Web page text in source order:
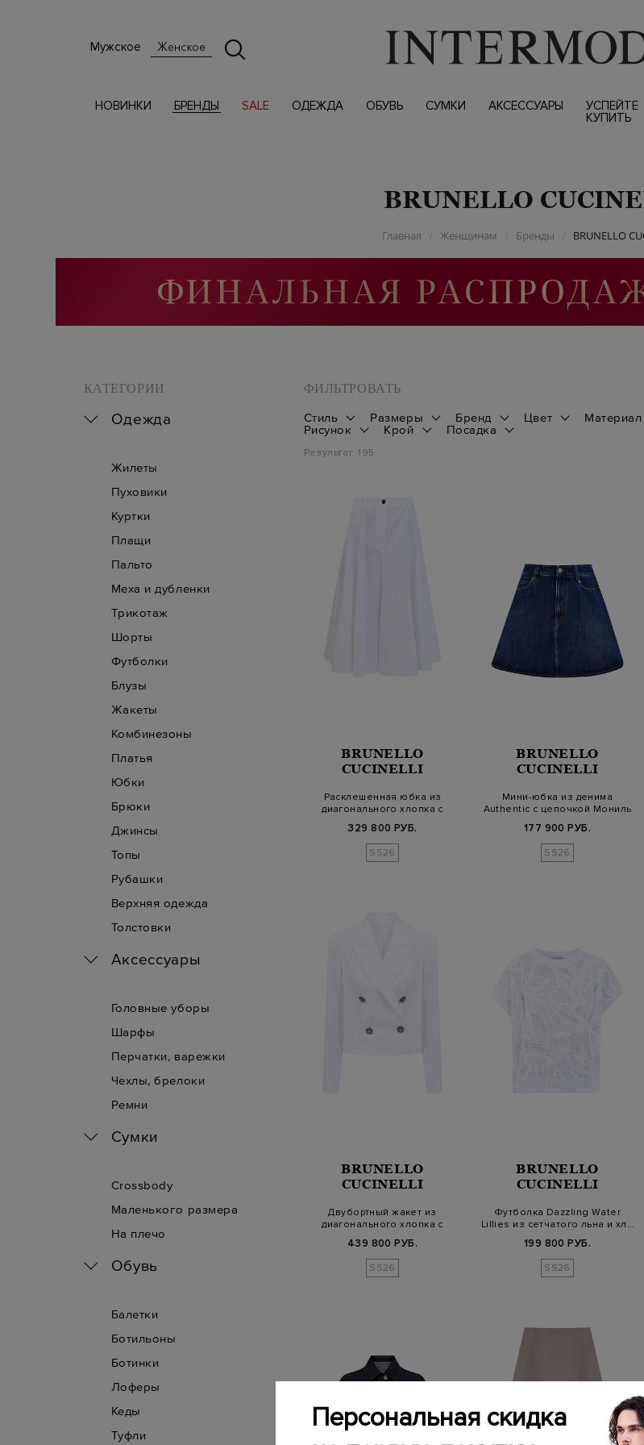
Мужское Женское
НОВИНКИ БРЕНДЫ SALE ОДЕЖДА ОБУВЬ СУМКИ АКСЕССУАРЫ
УСПЕЙТЕ
КУПИТЬ
BRUNELLO
Главная / Женщинам / Бренды / BRUNELLO
КАТЕГОРИИ
Одежда
Жилеты
Пуховики
Куртки
Плащи
Пальто
Меха и дубленки
Трикотаж
Шорты
Футболки
Блузы
Жакеты
Комбинезоны
Платья
Юбки
Брюки
Джинсы
Топы
Рубашки
Верхняя одежда
Толстовки
Аксессуары
Головные уборы
Шарфы
Перчатки, варежки
Чехлы, брелоки
Ремни
Сумки
Crossbody
Маленького размера
На плечо
Обувь
Балетки
Ботильоны
Ботинки
Лоферы
Кеды
Туфли
ФИЛЬТРОВАТЬ
Стиль Размеры Бренд Цвет Материал
Рисунок
Крой Посадка
Результат: 195
BRUNELLO
CUCINELLI
Расклешенная юбка из
диагонального хлопка с
329 800 РУБ.
SS26
BRUNELLO
CUCINELLI
Мини-юбка из денима
Authentic с цепочкой Мониль
177 900 РУБ.
SS26
BRUNELLO
CUCINELLI
Двубортный жакет из
диагонального хлопка с
439 800 РУБ.
SS26
BRUNELLO
CUCINELLI
Футболка Dazzling Water
Lillies из сетчатого льна и хл…
199 800 РУБ.
SS26
Персональная скидка